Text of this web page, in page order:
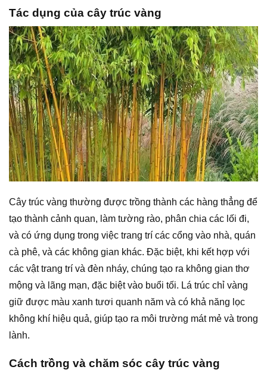
Tác dụng của cây trúc vàng
Cây trúc vàng thường được trồng thành các hàng thẳng để
tạo thành cảnh quan, làm tường rào, phân chia các lối đi,
và có ứng dụng trong việc trang trí các cổng vào nhà, quán
cà phê, và các không gian khác. Đặc biệt, khi kết hợp với
các vật trang trí và đèn nháy, chúng tạo ra không gian thơ
mộng và lãng mạn, đặc biệt vào buổi tối. Lá trúc chỉ vàng
giữ được màu xanh tươi quanh năm và có khả năng lọc
không khí hiệu quả, giúp tạo ra môi trường mát mẻ và trong
lành.
Cách trồng và chăm sóc cây trúc vàng